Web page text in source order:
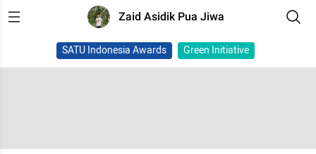
Zaid Asidik Pua Jiwa
SATU Indonesia Awards Green Initiative